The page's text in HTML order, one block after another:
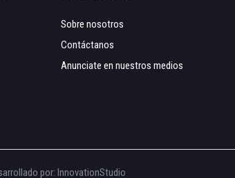
Sobre nosotros
Contáctanos
Anunciate en nuestros medios
por: InnovationStudio